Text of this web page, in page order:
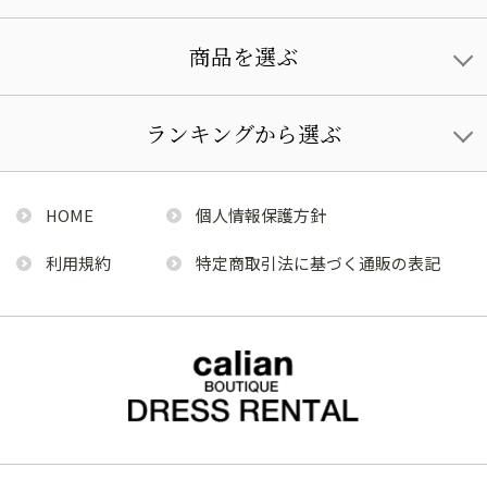
商品を選ぶ
ランキングから選ぶ
HOME 個人情報保護方針
利用規約 特定商取引法に基づく通販の表記